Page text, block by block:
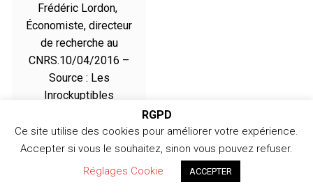
Frédéric Lordon,
Économiste, directeur
de recherche au
CNRS.10/04/2016 –
Source : Les
Inrockuptibles
Copyright © 2026 366jours - Copyright 2024 /
RGPD
Ce site utilise des cookies pour améliorer votre expérience.
Accepter si vous le souhaitez, sinon vous pouvez refuser.
Réglages Cookie
ACCEPTER